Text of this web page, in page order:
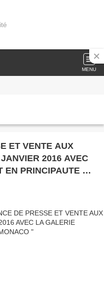
MENU
ET VENTE AUX
2016 AVEC
PRINCIPAUTE DE